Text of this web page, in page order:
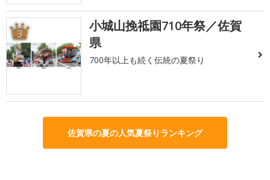
3
小城山挽祗園710年祭／佐賀
県
700年以上も続く伝統の夏祭り
佐賀県の夏の人気夏祭りランキング